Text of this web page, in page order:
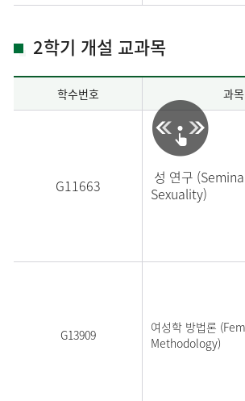
2학기 개설 교과목
학수번호 과
G11663
성 연구
Sexuality)
G13909
여성학 방법론
Methodology)